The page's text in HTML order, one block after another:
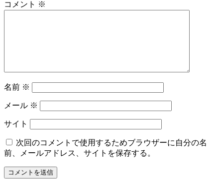
コメント ※
名前 ※
メール ※
サイト
次回のコメントで使用するためブラウザーに自分の名
前、メールアドレス、サイトを保存する。